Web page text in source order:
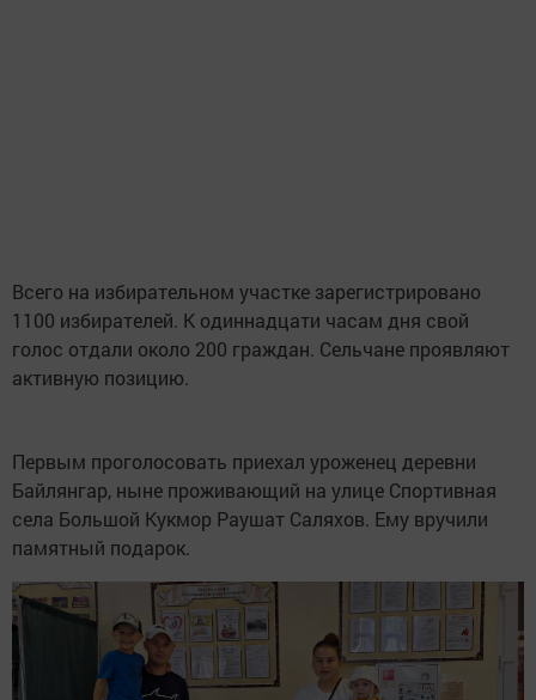
Всего на избирательном участке зарегистрировано
1100 избирателей. К одиннадцати часам дня свой
голос отдали около 200 граждан. Сельчане проявляют
активную позицию.
Первым проголосовать приехал уроженец деревни
Байлянгар, ныне проживающий на улице Спортивная
села Большой Кукмор Раушат Саляхов. Ему вручили
памятный подарок.